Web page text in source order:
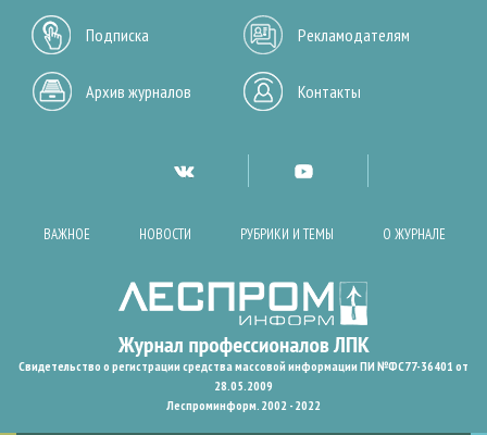
Подписка Рекламодателям
Архив журналов Контакты
ВАЖНОЕ НОВОСТИ РУБРИКИ И ТЕМЫ О ЖУРНАЛЕ
Свидетельство о регистрации средства массовой информации ПИ №ФС77-36401 от
28.05.2009
Леспроминформ. 2002 - 2022